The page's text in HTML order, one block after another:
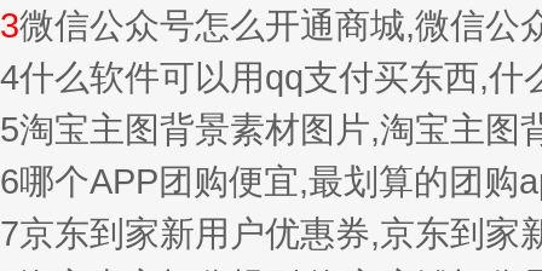
3微信公众号怎么开通商城,微信公
4什么软件可以用qq支付买东西,什
5淘宝主图背景素材图片,淘宝主图
6哪个APP团购便宜,最划算的团购
7京东到家新用户优惠券,京东到家